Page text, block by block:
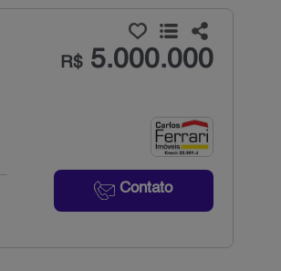
R$5.000.000
Contato